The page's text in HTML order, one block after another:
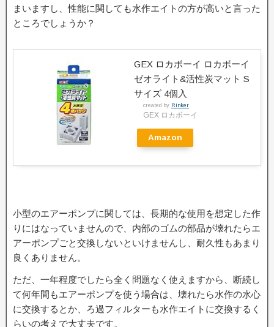
まいますし、性能に関しても水作エイトの方が高いと言った
ところでしょうか？
GEX ロカボーイ ロカボーイ
ゼオライト&活性炭マット S
サイズ 4個入
created by Rinker
GEX ロカボーイ
Amazon
小型のエアーポンプに関しては、長期的な使用を想定した作
りにはなっていませんので、内部のゴムの部品が壊れたらエ
アーポンプごと交換しないといけませんし、耐久性もあまり
良くありません。
ただ、一年程度でしたら全く問題なく使えますから、断続し
て何年間もエアーポンプを使う場合は、壊れたら水作の水心
に交換するとか、ろ過フィルターも水作エイトに交換するく
らいの考えで大丈夫です。